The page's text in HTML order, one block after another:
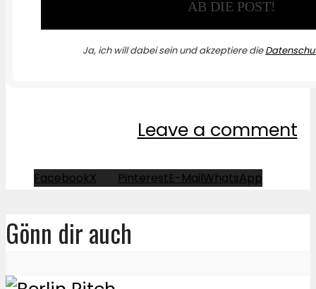
Ja, ich will dabei sein und akzeptiere die
Leave a comment
FacebookX PinterestE-MailWhatsApp
Gönn dir auch